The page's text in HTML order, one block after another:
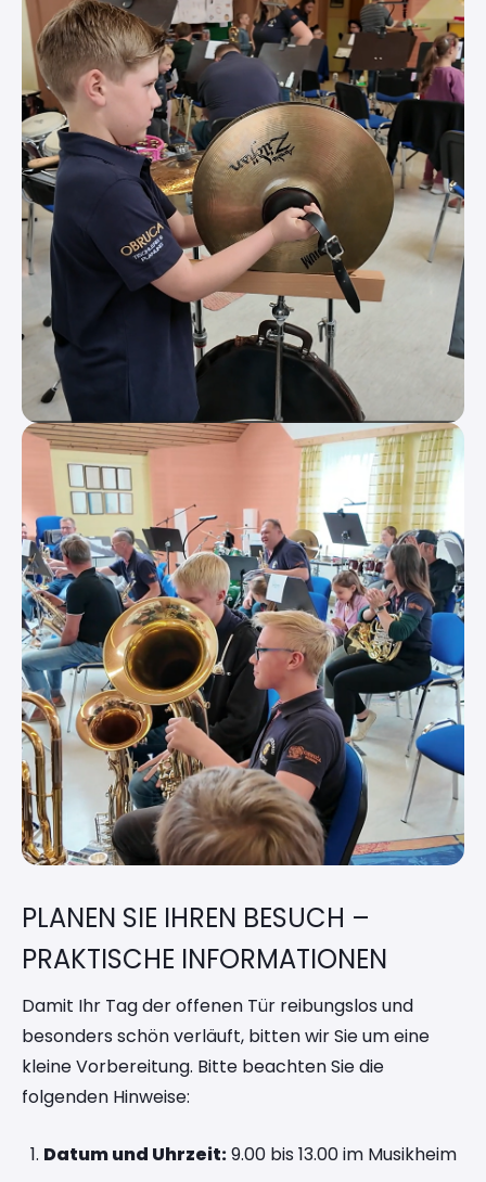
PLANEN SIE IHREN BESUCH –
PRAKTISCHE INFORMATIONEN
Damit Ihr Tag der offenen Tür reibungslos und
besonders schön verläuft, bitten wir Sie um eine
kleine Vorbereitung. Bitte beachten Sie die
folgenden Hinweise:
Datum und Uhrzeit:9.00 bis 13.00 im Musikheim